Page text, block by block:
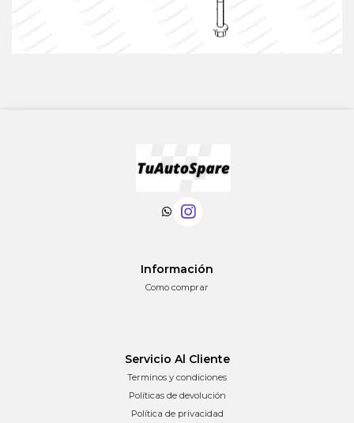
Información
Como comprar
Servicio Al Cliente
Terminos y condiciones
Políticas de devolución
Política de privacidad